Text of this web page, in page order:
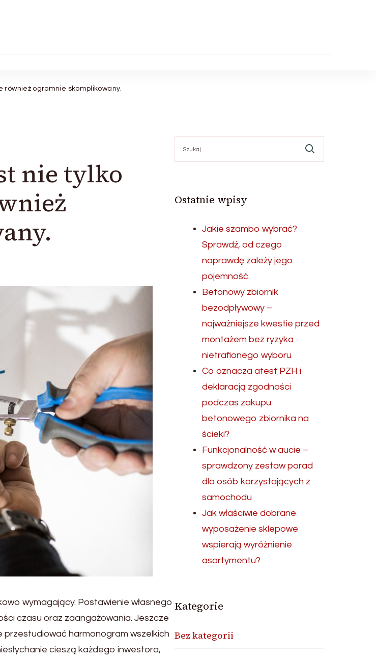
ogromnie skomplikowany.
nie tylko
wymagający. Postawienie własnego
czasu oraz zaangażowania. Jeszcze
przestudiować harmonogram wszelkich
cieszą każdego inwestora,
Ostatnie wpisy
Jakie szambo wybrać?
Sprawdź, od czego
naprawdę zależy jego
pojemność.
Betonowy zbiornik
bezodpływowy –
najważniejsze kwestie przed
montażem bez ryzyka
nietrafionego wyboru
Co oznacza atest PZH i
deklaracją zgodności
podczas zakupu
betonowego zbiornika na
ścieki?
Funkcjonalność w aucie –
sprawdzony zestaw porad
dla osób korzystających z
samochodu
Jak właściwie dobrane
wyposażenie sklepowe
wspierają wyróżnienie
asortymentu?
Kategorie
Bez kategorii